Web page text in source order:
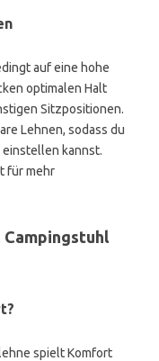
auf eine hohe
optimalen Halt
Sitzpositionen.
Lehnen, sodass du
kannst.
für mehr
spielt Komfort